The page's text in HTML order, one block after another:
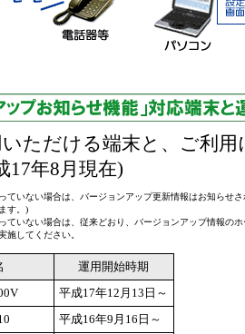
ただける端末と、ご利
17年8月現在)
ていない場合は、バージョンアップ更新情報はお知らせ
す。)
ていない場合は、従来どおり、バージョンアップ情報の
施してください。
運用開始時期
平成17年12月13日～
平成16年9月16日～